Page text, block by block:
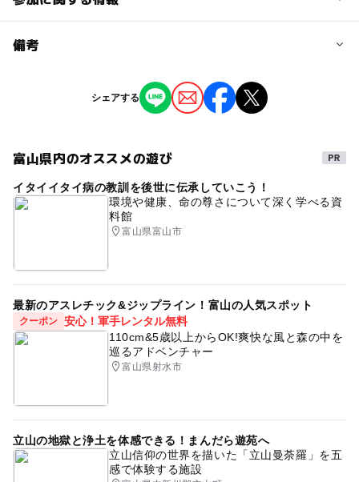
予約/応募
備考
※掲載の情報は天候や主催者側の都合などにより変更にな
ることがあります。
シェアする
富山県内のオススメの遊び
イタイイタイ病の教訓を後世に伝承していこう！
環境や健康、命の尊さについて深く学べる資
料館
富山県富山市
最新のアスレチック&ジップライン！富山の人気スポット
クーポン 安心！軍手レンタル無料
110cm&5歳以上からOK!爽快な風と森の中を
巡るアドベンチャー
富山県射水市
立山の地獄と浄土を体感できる！まんだら遊苑へ
立山信仰の世界を描いた「立山曼荼羅」を五
感で体験する施設